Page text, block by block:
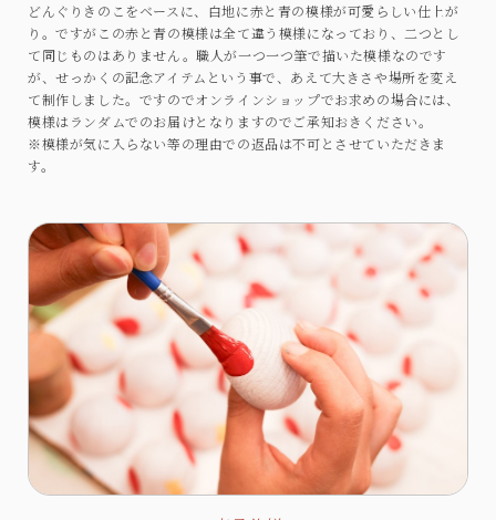
どんぐりきのこをベースに、白地に赤と青の模様が可愛らしい仕上が
り。ですがこの赤と青の模様は全て違う模様になっており、二つとし
て同じものはありません。職人が一つ一つ筆で描いた模様なのです
が、せっかくの記念アイテムという事で、あえて大きさや場所を変え
て制作しました。ですのでオンラインショップでお求めの場合には、
模様はランダムでのお届けとなりますのでご承知おきください。
※模様が気に入らない等の理由での返品は不可とさせていただきま
す。